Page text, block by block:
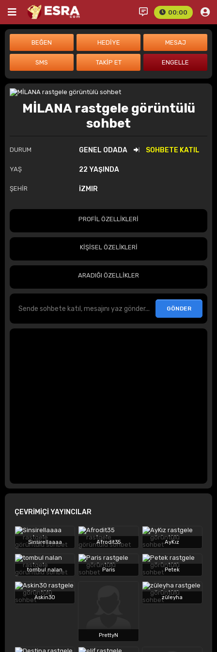
00:00
MİLANA rastgele görüntülü
sohbet
DURUM GENEL ODADA SOHBETE KATIL
YAŞ 22 YAŞINDA
ŞEHİR İZMIR
PROFİL ÖZELLİKLERİ
KİŞİSEL ÖZELİKLERİ
ARADIĞI ÖZELLİKLER
ÇEVRİMİÇİ YAYINCILAR
Sinsirellaaaa Afrodit35 AyKız
tombul nalan Paris Petek
Askin30
PrettyN
züleyha